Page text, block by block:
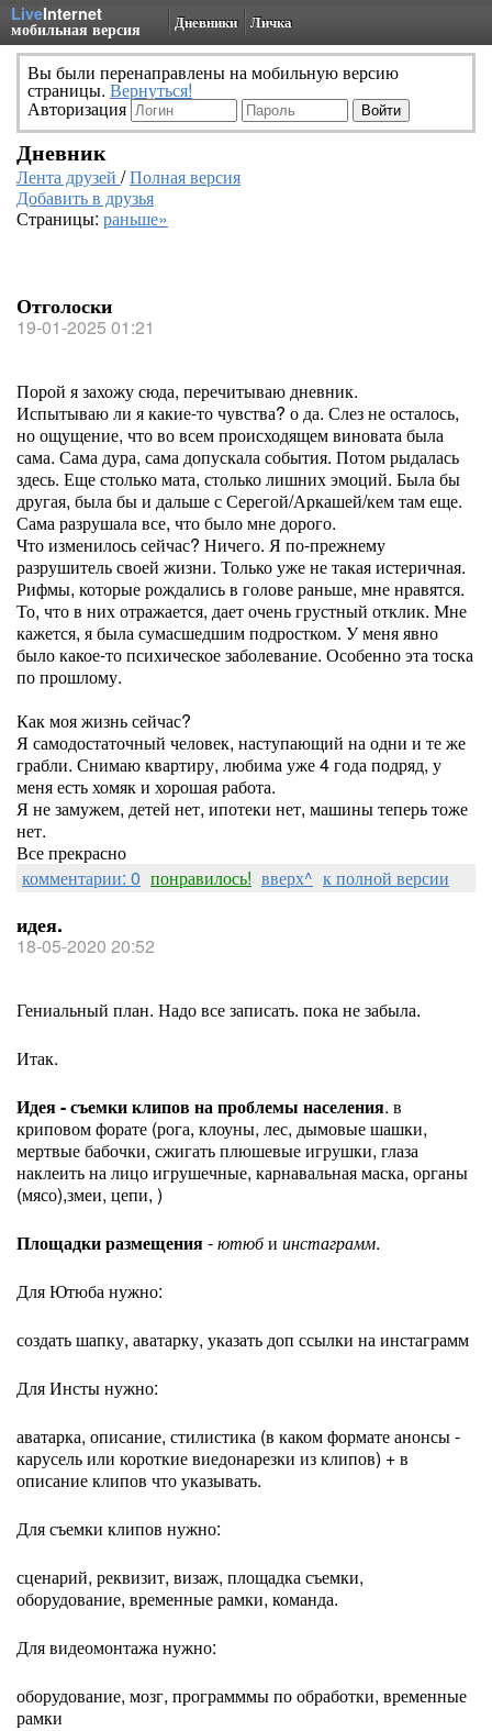
LiveInternet
мобильная версия Дневники Личка
Вы были перенаправлены на мобильную версию
страницы. Вернуться!
Авторизация
Дневник
Лента друзей /Полная версия
Добавить в друзья
Страницы: раньше»
Отголоски
19-01-2025 01:21
Порой я захожу сюда, перечитываю дневник.
Испытываю ли я какие-то чувства? о да. Слез не осталось,
но ощущение, что во всем происходящем виновата была
сама. Сама дура, сама допускала события. Потом рыдалась
здесь. Еще столько мата, столько лишних эмоций. Была бы
другая, была бы и дальше с Серегой/Аркашей/кем там еще.
Сама разрушала все, что было мне дорого.
Что изменилось сейчас? Ничего. Я по-прежнему
разрушитель своей жизни. Только уже не такая истеричная.
Рифмы, которые рождались в голове раньше, мне нравятся.
То, что в них отражается, дает очень грустный отклик. Мне
кажется, я была сумасшедшим подростком. У меня явно
было какое-то психическое заболевание. Особенно эта тоска
по прошлому.
Как моя жизнь сейчас?
Я самодостаточный человек, наступающий на одни и те же
грабли. Снимаю квартиру, любима уже 4 года подряд, у
меня есть хомяк и хорошая работа.
Я не замужем, детей нет, ипотеки нет, машины теперь тоже
нет.
Все прекрасно
комментарии: 0 понравилось! вверх^ к полной версии
идея.
18-05-2020 20:52
Гениальный план. Надо все записать. пока не забыла.
Итак.
Идея - съемки клипов на проблемы населения. в
криповом форате (рога, клоуны, лес, дымовые шашки,
мертвые бабочки, сжигать плюшевые игрушки, глаза
наклеить на лицо игрушечные, карнавальная маска, органы
(мясо),змеи, цепи, )
Площадки размещения-ютюби инстаграмм.
Для Ютюба нужно:
создать шапку, аватарку, указать доп ссылки на инстаграмм
Для Инсты нужно:
аватарка, описание, стилистика (в каком формате анонсы -
карусель или короткие виедонарезки из клипов) + в
описание клипов что указывать.
Для съемки клипов нужно:
сценарий, реквизит, визаж, площадка съемки,
оборудование, временные рамки, команда.
Для видеомонтажа нужно:
оборудование, мозг, программмы по обработки, временные
рамки